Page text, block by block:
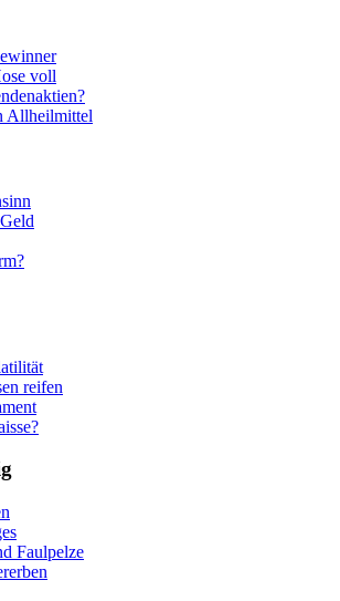
voll
Allheilmittel
reifen
Faulpelze